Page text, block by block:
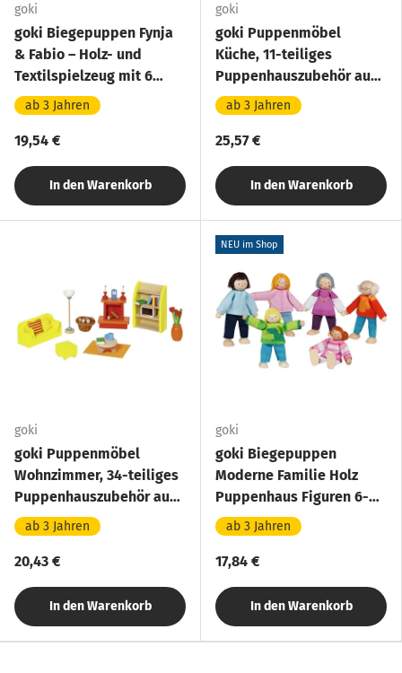
goki
goki Biegepuppen Fynja
& Fabio – Holz- und
Textilspielzeug mit 6
Outfits, für Kinder ab 3
Jahren
ab 3 Jahren
19,54 €
In den Warenkorb
goki
goki Puppenmöbel
Küche, 11-teiliges
Puppenhauszubehör aus
Holz
ab 3 Jahren
25,57 €
In den Warenkorb
goki
goki Puppenmöbel
Wohnzimmer, 34-teiliges
Puppenhauszubehör aus
Holz
ab 3 Jahren
20,43 €
In den Warenkorb
NEU im Shop
goki
goki Biegepuppen
Moderne Familie Holz
Puppenhaus Figuren 6-
teilig
ab 3 Jahren
17,84 €
In den Warenkorb